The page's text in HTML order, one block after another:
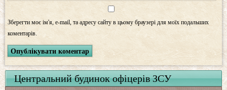
Зберегти моє ім'я, e-mail, та адресу сайту в цьому браузері для моїх подальших
коментарів.
Центральний будинок офіцерів ЗСУ